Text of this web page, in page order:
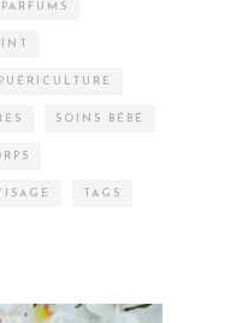
PARFUMS
PUÉRICULTURE
SOINS BÉBÉ
TAGS